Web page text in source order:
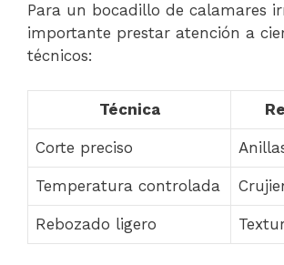
Para un bocadillo de calamares
importante prestar atención a
técnicos:
Técnica
Corte preciso
Temperatura controlada
Rebozado ligero